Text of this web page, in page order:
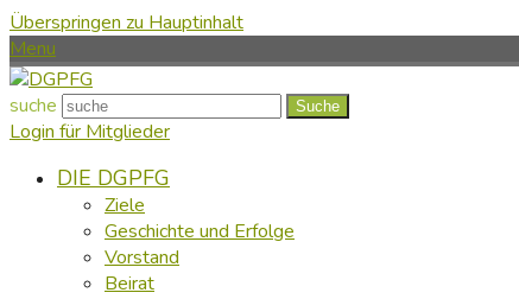
Überspringen zu Hauptinhalt
Menu
suche Suche
Login für Mitglieder
DIE DGPFG
Ziele
Geschichte und Erfolge
Vorstand
Beirat